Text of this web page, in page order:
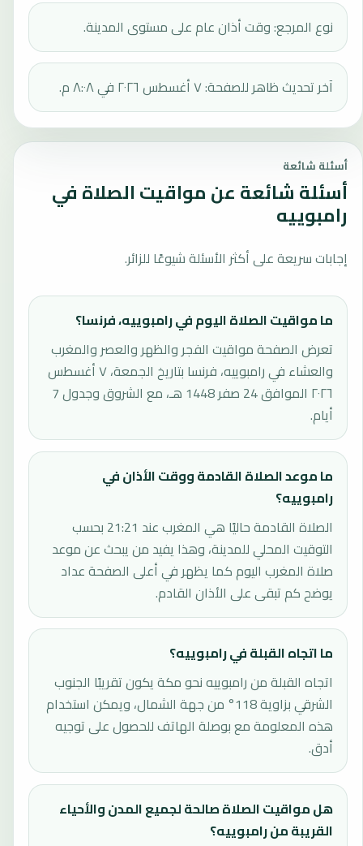
نوع المرجع: وقت أذان عام على مستوى المدينة.
آخر تحديث ظاهر للصفحة: ٧ أغسطس ٢٠٢٦ في ٨:٠٨ م.
أسئلة شائعة
أسئلة شائعة عن مواقيت الصلاة في
رامبوييه
إجابات سريعة على أكثر الأسئلة شيوعًا للزائر.
ما مواقيت الصلاة اليوم في رامبوييه، فرنسا؟
تعرض الصفحة مواقيت الفجر والظهر والعصر والمغرب
والعشاء في رامبوييه، فرنسا بتاريخ الجمعة، ٧ أغسطس
٢٠٢٦ الموافق 24 صفر 1448 هـ، مع الشروق وجدول 7
أيام.
ما موعد الصلاة القادمة ووقت الأذان في
رامبوييه؟
الصلاة القادمة حاليًا هي المغرب عند 21:21 بحسب
التوقيت المحلي للمدينة، وهذا يفيد من يبحث عن موعد
صلاة المغرب اليوم كما يظهر في أعلى الصفحة عداد
يوضح كم تبقى على الأذان القادم.
ما اتجاه القبلة في رامبوييه؟
اتجاه القبلة من رامبوييه نحو مكة يكون تقريبًا الجنوب
الشرقي بزاوية 118° من جهة الشمال، ويمكن استخدام
هذه المعلومة مع بوصلة الهاتف للحصول على توجيه
أدق.
هل مواقيت الصلاة صالحة لجميع المدن والأحياء
القريبة من رامبوييه؟